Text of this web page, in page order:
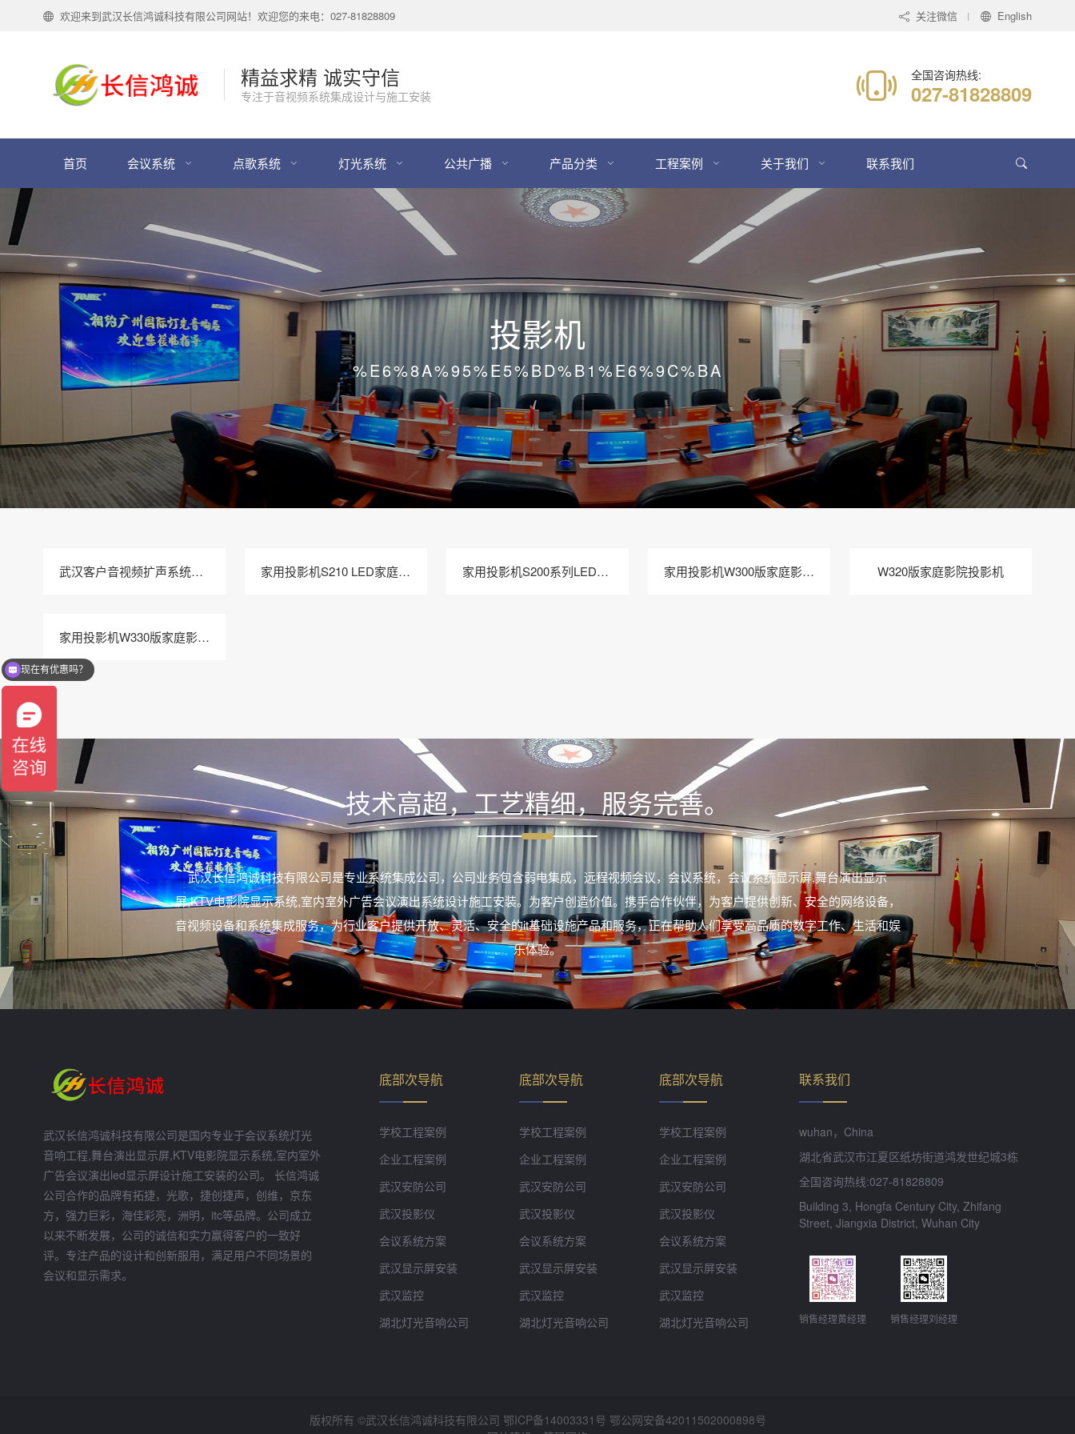
欢迎来到武汉长信鸿诚科技有限公司网站！欢迎您的来电：027-81828809 关注微信 English
精益求精 诚实守信
专注于音视频系统集成设计与施工安装
全国咨询热线:
027-81828809
首页 会议系统 点歌系统 灯光系统 公共广播 产品分类 工程案例 关于我们 联系我们
投影机
%E6%8A%95%E5%BD%B1%E6%9C%BA
武汉客户音视频扩声系统私家影院投影机安装效果图 家用投影机S210 LED家庭影院投影 家用投影机S200系列LED家庭影院投影 家用投影机W300版家庭影院投影机 W320版家庭影院投影机
家用投影机W330版家庭影院投影机
技术高超，工艺精细，服务完善。
武汉长信鸿诚科技有限公司是专业系统集成公司，公司业务包含弱电集成，远程视频会议，会议系统，会议系统显示屏,舞台演出显示
屏,KTV电影院显示系统,室内室外广告会议演出系统设计施工安装。为客户创造价值。携手合作伙伴，为客户提供创新、安全的网络设备，
音视频设备和系统集成服务，为行业客户提供开放、灵活、安全的it基础设施产品和服务，正在帮助人们享受高品质的数字工作、生活和娱
乐体验。
武汉长信鸿诚科技有限公司是国内专业于会议系统灯光
音响工程,舞台演出显示屏,KTV电影院显示系统,室内室外
广告会议演出led显示屏设计施工安装的公司。 长信鸿诚
公司合作的品牌有拓捷，光歌，捷创捷声，创维，京东
方，强力巨彩，海佳彩亮，洲明，itc等品牌。公司成立
以来不断发展，公司的诚信和实力赢得客户的一致好
评。专注产品的设计和创新服用，满足用户不同场景的
会议和显示需求。
底部次导航
学校工程案例
企业工程案例
武汉安防公司
武汉投影仪
会议系统方案
武汉显示屏安装
武汉监控
湖北灯光音响公司
底部次导航
学校工程案例
企业工程案例
武汉安防公司
武汉投影仪
会议系统方案
武汉显示屏安装
武汉监控
湖北灯光音响公司
底部次导航
学校工程案例
企业工程案例
武汉安防公司
武汉投影仪
会议系统方案
武汉显示屏安装
武汉监控
湖北灯光音响公司
联系我们
wuhan，China
湖北省武汉市江夏区纸坊街道鸿发世纪城3栋
全国咨询热线:027-81828809
Building 3, Hongfa Century City, Zhifang
Street, Jiangxia District, Wuhan City
销售经理黄经理 销售经理刘经理
版权所有 ©武汉长信鸿诚科技有限公司 鄂ICP备14003331号 鄂公网安备42011502000898号
可以介绍下产品么？
现在有优惠吗？